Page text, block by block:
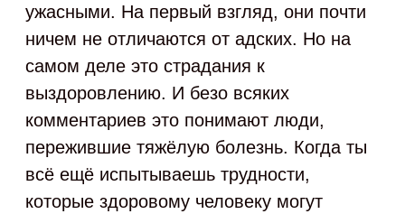
ужасными. На первый взгляд, они почти
ничем не отличаются от адских. Но на
самом деле это страдания к
выздоровлению. И безо всяких
комментариев это понимают люди,
пережившие тяжёлую болезнь. Когда ты
всё ещё испытываешь трудности,
которые здоровому человеку могут